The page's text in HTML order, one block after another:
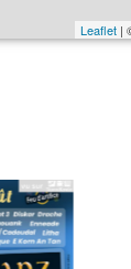
Leaflet|